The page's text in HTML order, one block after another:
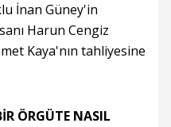
İnan Güney'in
Harun Cengiz
Kaya'nın tahliyesine
ÖRGÜTE NASIL